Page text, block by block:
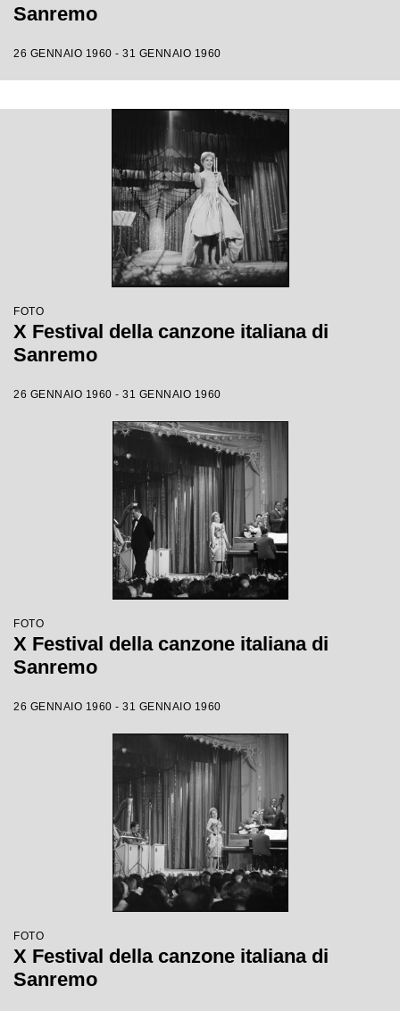
Sanremo
26 GENNAIO 1960 - 31 GENNAIO 1960
FOTO
X Festival della canzone italiana di
Sanremo
26 GENNAIO 1960 - 31 GENNAIO 1960
FOTO
X Festival della canzone italiana di
Sanremo
26 GENNAIO 1960 - 31 GENNAIO 1960
FOTO
X Festival della canzone italiana di
Sanremo